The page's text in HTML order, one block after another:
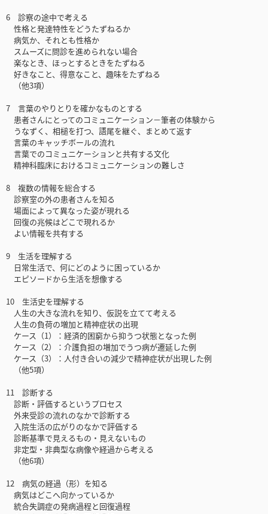
6 診察の途中で考える
性格と発達特性をどうたずねるか
病気か、それとも性格か
スムーズに問診を進められない場合
楽なとき、ほっとするときをたずねる
好きなこと、得意なこと、趣味をたずねる
（他3項）
7 言葉のやりとりを確かなものとする
患者さんにとってのコミュニケーション－筆者の体験から
うなずく、相槌を打つ、語尾を継ぐ、まとめて返す
言葉のキャッチボールの流れ
言葉でのコミュニケーションと共有する文化
精神科臨床におけるコミュニケーションの難しさ
8 複数の情報を総合する
診察室の外の患者さんを知る
場面によって異なった姿が現れる
回復の兆候はどこで現れるか
よい情報を共有する
9 生活を理解する
日常生活で、何にどのように困っているか
エピソードから生活を想像する
10 生活史を理解する
人生の大きな流れを知り、仮説を立てて考える
人生の負荷の増加と精神症状の出現
ケース（1）：経済的困窮から抑うつ状態となった例
ケース（2）：介護負担の増加でうつ病が遷延した例
ケース（3）：人付き合いの減少で精神症状が出現した例
（他5項）
11 診断する
診断・評価するというプロセス
外来受診の流れのなかで診断する
入院生活の広がりのなかで評価する
診断基準で見えるもの・見えないもの
非定型・非典型な病像や経過から考える
（他6項）
12 病気の経過（形）を知る
病気はどこへ向かっているか
統合失調症の発病過程と回復過程